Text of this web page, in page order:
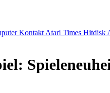
Kontakt Atari Times Hitdisk